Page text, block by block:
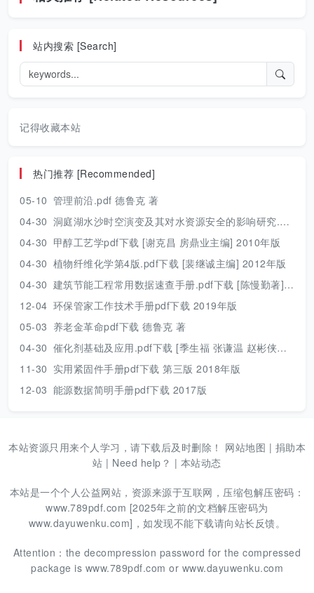
站内搜索 [Search]
记得收藏本站
热门推荐 [Recommended]
05-10 管理前沿.pdf 德鲁克 著
04-30 洞庭湖水沙时空演变及其对水资源安全的影响研究.pdf 胡光伟 著 2017年版
04-30 甲醇工艺学pdf下载 [谢克昌 房鼎业主编] 2010年版
04-30 植物纤维化学第4版.pdf下载 [裴继诚主编] 2012年版
04-30 建筑节能工程常用数据速查手册.pdf下载 [陈慢勤著] 2010年版
12-04 环保管家工作技术手册pdf下载 2019年版
05-03 养老金革命pdf下载 德鲁克 著
04-30 催化剂基础及应用.pdf下载 [季生福 张谦温 赵彬侠编] 2011年版
11-30 实用紧固件手册pdf下载 第三版 2018年版
12-03 能源数据简明手册pdf下载 2017版
本站资源只用来个人学习，请下载后及时删除！ 网站地图 | 捐助本
站 | Need help？ | 本站动态
本站是一个个人公益网站，资源来源于互联网，压缩包解压密码：
www.789pdf.com [2025年之前的文档解压密码为
www.dayuwenku.com]，如发现不能下载请向站长反馈。
Attention：the decompression password for the compressed
package is www.789pdf.com or www.dayuwenku.com